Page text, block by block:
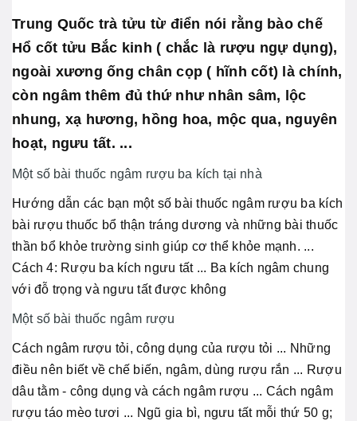
Trung Quốc trà tửu từ điển nói rằng bào chế
Hổ cốt tửu Bắc kinh ( chắc là rượu ngự dụng),
ngoài xương ống chân cọp ( hĩnh cốt) là chính,
còn ngâm thêm đủ thứ như nhân sâm, lộc
nhung, xạ hương, hồng hoa, mộc qua, nguyên
hoạt, ngưu tất. ...
Một số bài thuốc ngâm rượu ba kích tại nhà
Hướng dẫn các bạn một số bài thuốc ngâm rượu ba kích
bài rượu thuốc bổ thận tráng dương và những bài thuốc
thần bổ khỏe trường sinh giúp cơ thể khỏe mạnh. ...
Cách 4: Rượu ba kích ngưu tất ... Ba kích ngâm chung
với đỗ trọng và ngưu tất được không
Một số bài thuốc ngâm rượu
Cách ngâm rượu tỏi, công dụng của rượu tỏi ... Những
điều nên biết về chế biến, ngâm, dùng rượu rắn ... Rượu
dâu tằm - công dụng và cách ngâm rượu ... Cách ngâm
rượu táo mèo tươi ... Ngũ gia bì, ngưu tất mỗi thứ 50 g;